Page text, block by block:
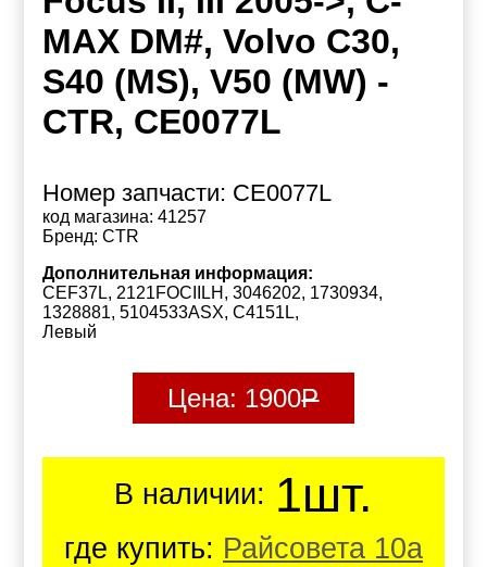
MAX DM#, Volvo C30,
S40 (MS), V50 (MW) -
CTR, CE0077L
Номер запчасти: CE0077L
код магазина: 41257
Бренд: CTR
Дополнительная информация:
CEF37L, 2121FOCIILH, 3046202, 1730934,
1328881, 5104533ASX, C4151L,
Левый
Цена: 1900Р
В наличии: 1шт.
где купить: Райсовета 10а